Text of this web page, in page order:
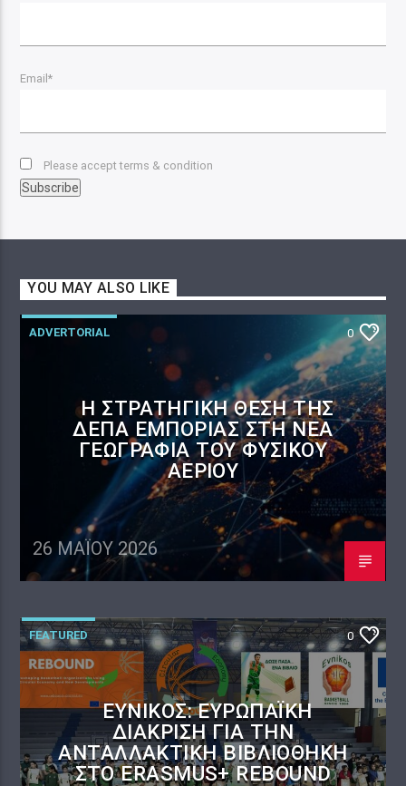
Email*
Please accept terms & condition
YOU MAY ALSO LIKE
ADVERTORIAL 0
Η ΣΤΡΑΤΗΓΙΚΉ ΘΈΣΗ ΤΗΣ
ΔΕΠΑ ΕΜΠΟΡΊΑΣ ΣΤΗ ΝΈΑ
ΓΕΩΓΡΑΦΊΑ ΤΟΥ ΦΥΣΙΚΟΎ
ΑΕΡΊΟΥ
26 ΜΑΪ́ΟΥ 2026
FEATURED 0
ΕΎΝΙΚΟΣ: ΕΥΡΩΠΑΪΚΉ
ΔΙΆΚΡΙΣΗ ΓΙΑ ΤΗΝ
ΑΝΤΑΛΛΑΚΤΙΚΉ ΒΙΒΛΙΟΘΉΚΗ
ΣΤΟ ERASMUS+ REBOUND